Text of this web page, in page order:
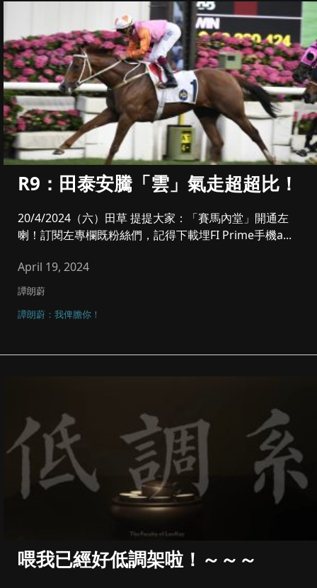
R9：田泰安騰「雲」氣走超超比！
20/4/2024（六）田草 提提大家：「賽馬內堂」開通左
喇！訂閱左專欄既粉絲們，記得下載埋FI Prime手機a...
April 19, 2024
譚朗蔚
譚朗蔚：我俾膽你！
喂我已經好低調架啦！～～～